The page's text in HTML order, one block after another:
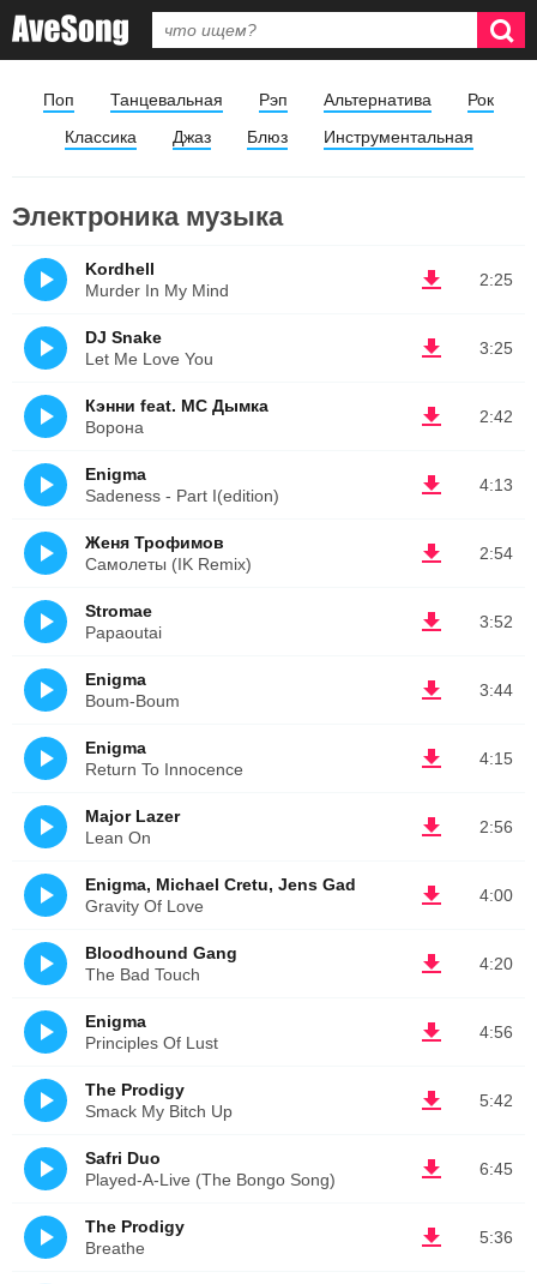
Поп Танцевальная Рэп Альтернатива
Рок
Классика
Джаз Блюз Инструментальная
Электроника музыка
2:25
Kordhell
Murder In My Mind
3:25
DJ Snake
Let Me Love You
2:42
Кэнни feat. МС Дымка
Ворона
4:13
Enigma
Sadeness - Part I(edition)
2:54
Женя Трофимов
Самолеты (IK Remix)
3:52
Stromae
Papaoutai
3:44
Enigma
Boum-Boum
4:15
Enigma
Return To Innocence
2:56
Major Lazer
Lean On
4:00
Enigma, Michael Cretu, Jens Gad
Gravity Of Love
4:20
Bloodhound Gang
The Bad Touch
4:56
Enigma
Principles Of Lust
5:42
The Prodigy
Smack My Bitch Up
6:45
Safri Duo
Played-A-Live (The Bongo Song)
5:36
The Prodigy
Breathe